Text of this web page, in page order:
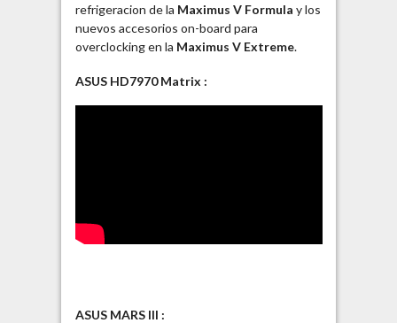
refrigeracion de la Maximus V Formula y los
nuevos accesorios on-board para
overclocking en la Maximus V Extreme.
ASUS HD7970 Matrix :
ASUS MARS III :